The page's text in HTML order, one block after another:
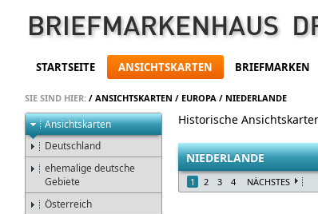
STARTSEITE ANSICHTSKARTEN BRIEFMARKEN
SIE SIND HIER: / ANSICHTSKARTEN / EUROPA / NIEDERLANDE
Ansichtskarten
Deutschland
ehemalige deutsche
Gebiete
Österreich
Historische
NIEDERLANDE
1 2 3 4 NÄCHSTES